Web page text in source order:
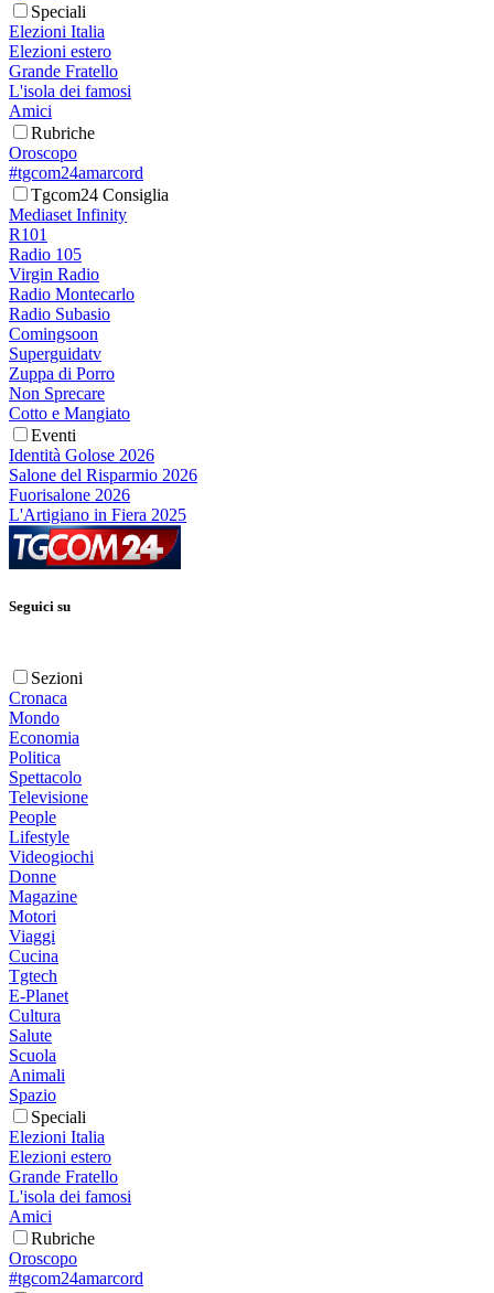
Speciali
Elezioni Italia
Elezioni estero
Grande Fratello
L'isola dei famosi
Amici
Rubriche
Oroscopo
#tgcom24amarcord
Tgcom24 Consiglia
Mediaset Infinity
R101
Radio 105
Virgin Radio
Radio Montecarlo
Radio Subasio
Comingsoon
Superguidatv
Zuppa di Porro
Non Sprecare
Cotto e Mangiato
Eventi
Identità Golose 2026
Salone del Risparmio 2026
Fuorisalone 2026
L'Artigiano in Fiera 2025
Seguici su
Sezioni
Cronaca
Mondo
Economia
Politica
Spettacolo
Televisione
People
Lifestyle
Videogiochi
Donne
Magazine
Motori
Viaggi
Cucina
Tgtech
E-Planet
Cultura
Salute
Scuola
Animali
Spazio
Speciali
Elezioni Italia
Elezioni estero
Grande Fratello
L'isola dei famosi
Amici
Rubriche
Oroscopo
#tgcom24amarcord